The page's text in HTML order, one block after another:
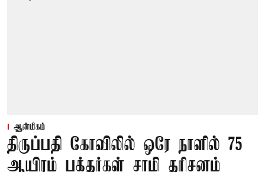
ஆன்மிகம்
திருப்பதி கோவிலில் ஒரே நாளில் 75
ஆயிரம் பக்தர்கள் சாமி தரிசனம்